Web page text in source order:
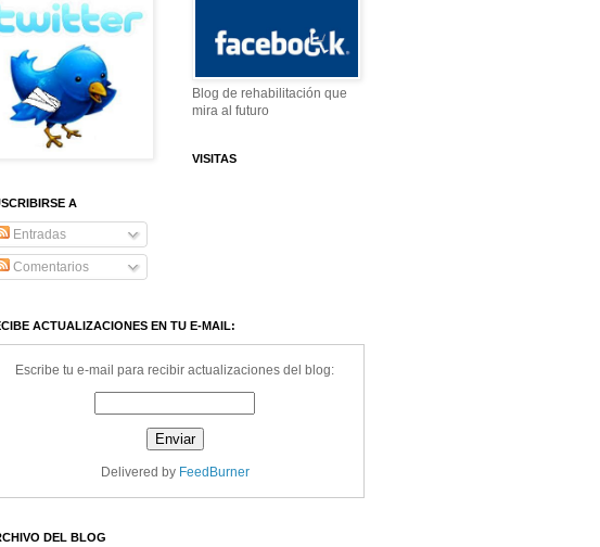
A
Entradas
Comentarios
Blog de rehabilitación que
mira al futuro
VISITAS
ACTUALIZACIONES EN TU E-MAIL:
Escribe tu e-mail para recibir actualizaciones del blog:
Delivered by FeedBurner
DEL BLOG